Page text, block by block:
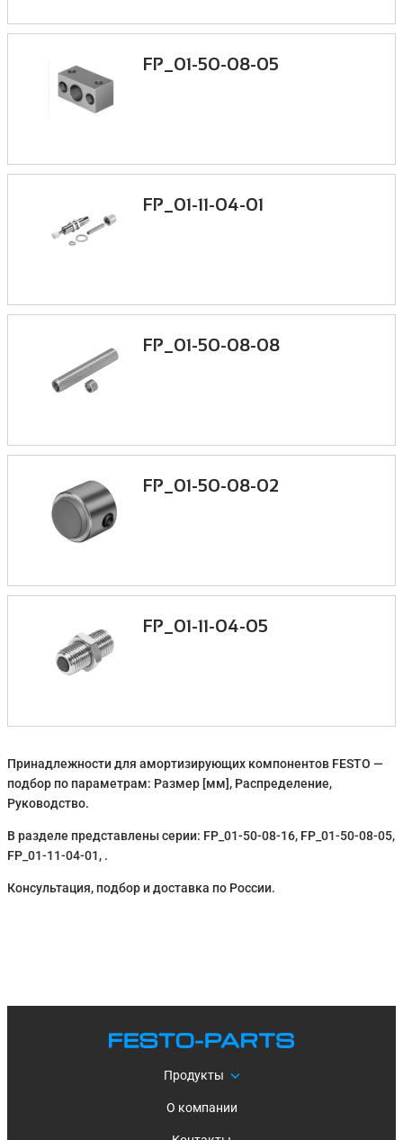
FP_01-50-08-05
FP_01-11-04-01
FP_01-50-08-08
FP_01-50-08-02
FP_01-11-04-05
Принадлежности для амортизирующих компонентов FESTO —
подбор по параметрам: Размер [мм], Распределение,
Руководство.
В разделе представлены серии: FP_01-50-08-16, FP_01-50-08-05,
FP_01-11-04-01, .
Консультация, подбор и доставка по России.
Продукты
О компании